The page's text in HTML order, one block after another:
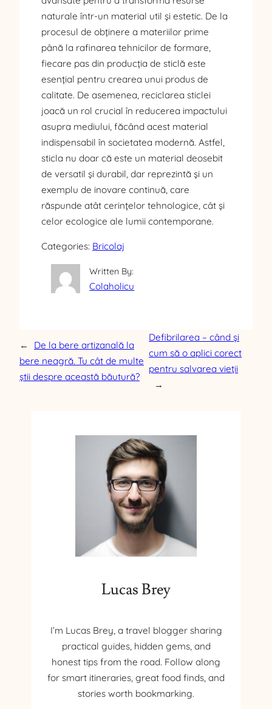
naturale într-un material util și estetic. De la
procesul de obținere a materiilor prime
până la rafinarea tehnicilor de formare,
fiecare pas din producția de sticlă este
esențial pentru crearea unui produs de
calitate. De asemenea, reciclarea sticlei
joacă un rol crucial în reducerea impactului
asupra mediului, făcând acest material
indispensabil în societatea modernă. Astfel,
sticla nu doar că este un material deosebit
de versatil și durabil, dar reprezintă și un
exemplu de inovare continuă, care
răspunde atât cerințelor tehnologice, cât și
celor ecologice ale lumii contemporane.
Categories: Bricolaj
Written By:
Colaholicu
←
De la bere artizanală la
bere neagră. Tu cât de multe
știi despre această băutură?
Defibrilarea – când și
cum să o aplici corect
pentru salvarea vieții
→
Lucas Brey
I’m Lucas Brey, a travel blogger sharing
practical guides, hidden gems, and
honest tips from the road. Follow along
for smart itineraries, great food finds, and
stories worth bookmarking.